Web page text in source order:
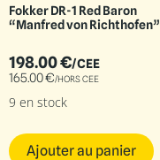
Fokker DR-1 Red Baron
“Manfred von Richthofen”
198.00€/CEE
165.00€/HORS CEE
9 en stock
Ajouter au panier